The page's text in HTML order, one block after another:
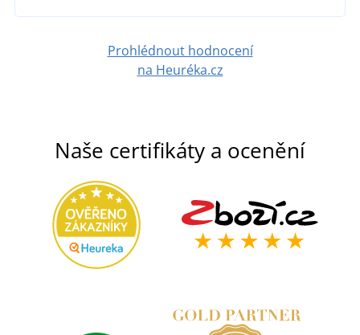
Prohlédnout hodnocení
na Heuréka.cz
Naše certifikáty a ocenění